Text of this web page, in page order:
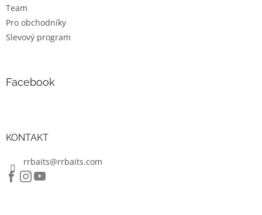
Team
Pro obchodníky
Slevový program
Facebook
KONTAKT
rrbaits@rrbaits.com